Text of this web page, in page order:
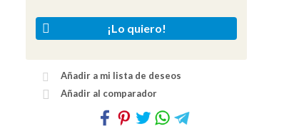
¡Lo quiero!
Añadir a mi lista de deseos
Añadir al comparador